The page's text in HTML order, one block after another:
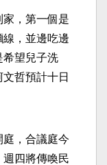
，第一個是
，並邊吃邊
希望兒子洗
哲預計十日
，合議庭今
四將傳喚民